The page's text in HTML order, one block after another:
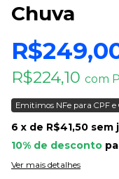
Chuva
R$224,10 com
Emitimos NFe para CPF e
6 x de R$41,50 sem
10% de desconto
Ver mais detalhes